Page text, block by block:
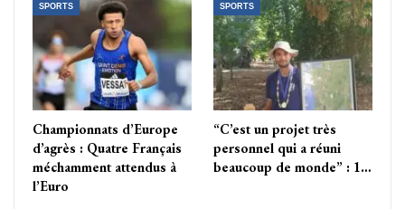
SPORTS
Championnats d’Europe
d’agrès : Quatre Français
méchamment attendus à
l’Euro
SPORTS
“C’est un projet très
personnel qui a réuni
beaucoup de monde” : 1…